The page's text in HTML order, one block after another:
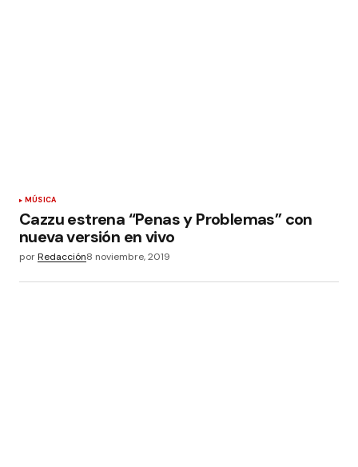
MÚSICA
Cazzu estrena “Penas y Problemas” con
nueva versión en vivo
porRedacción8 noviembre, 2019